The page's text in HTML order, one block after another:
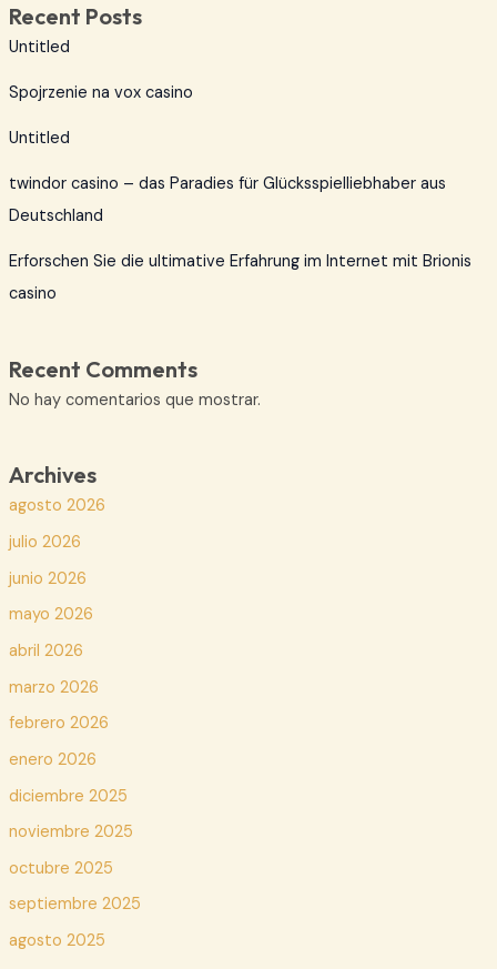
Recent Posts
Untitled
Spojrzenie na vox casino
Untitled
twindor casino – das Paradies für Glücksspielliebhaber aus
Deutschland
Erforschen Sie die ultimative Erfahrung im Internet mit Brionis
casino
Recent Comments
No hay comentarios que mostrar.
Archives
agosto 2026
julio 2026
junio 2026
mayo 2026
abril 2026
marzo 2026
febrero 2026
enero 2026
diciembre 2025
noviembre 2025
octubre 2025
septiembre 2025
agosto 2025